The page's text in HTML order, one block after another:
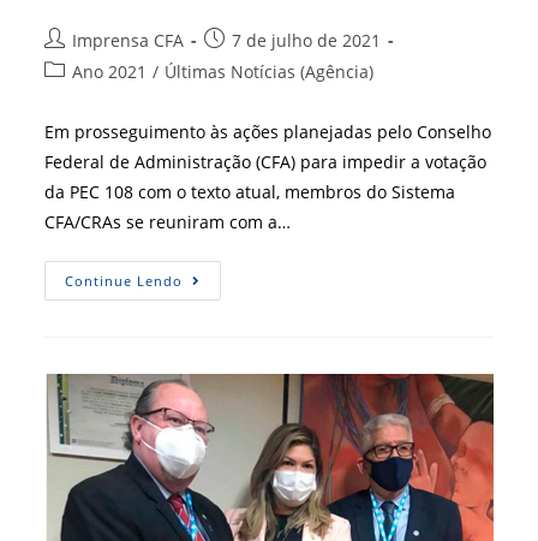
Autor
do
Imprensa CFA
Post
publicado:
7 de julho de 2021
Categoria
Ano 2021 / Últimas Notícias (Agência)
Em prosseguimento às ações planejadas pelo Conselho
Federal de Administração (CFA) para impedir a votação
da PEC 108 com o texto atual, membros do Sistema
CFA/CRAs se reuniram com a…
Continue Lendo Articulação
Com
À
PEC
108